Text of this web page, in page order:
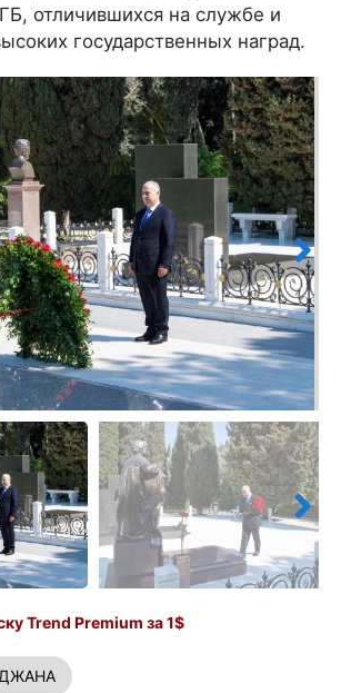
отличившихся на службе и
государственных наград.
Trend Premium за 1$